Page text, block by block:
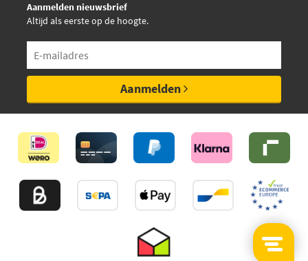
Aanmelden nieuwsbrief
Altijd als eerste op de hoogte.
Aanmelden